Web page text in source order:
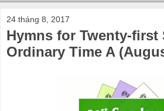
24 tháng 8, 2017
Hymns for Twenty-first
Ordinary Time A